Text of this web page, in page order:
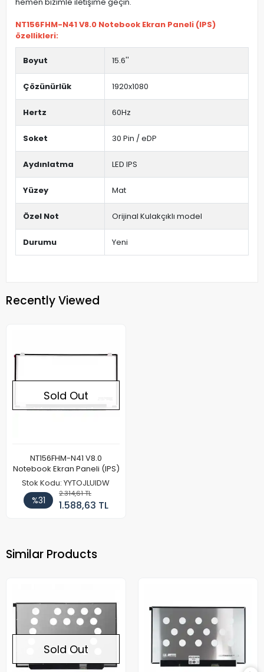
NT156FHM-N41 V8.0 Notebook Ekran Paneli (IPS)
özellikleri:
Boyut 15.6''
Çözünürlük 1920x1080
Hertz 60Hz
Soket 30 Pin / eDP
Aydınlatma LED IPS
Yüzey Mat
Özel Not Orijinal Kulakçıklı model
Durumu Yeni
Recently Viewed
Sold Out
NT156FHM-N41 V8.0
Notebook Ekran Paneli (IPS)
Stok Kodu: YYTOJLUIDW
%31
2.314,61 TL
1.588,63 TL
Similar Products
Sold Out